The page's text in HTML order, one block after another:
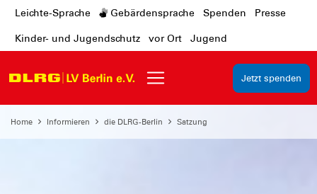
Leichte-Sprache Gebärdensprache Spenden Presse
Kinder- und Jugendschutz vor Ort Jugend
Jetzt spenden
Home Informieren die DLRG-Berlin Satzung